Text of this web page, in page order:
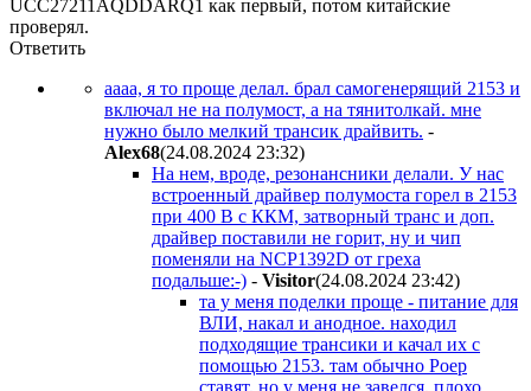
UCC27211AQDDARQ1 как первый, потом китайские
проверял.
Ответить
аааа, я то проще делал. брал самогенерящий 2153 и
включал не на полумост, а на тянитолкай. мне
нужно было мелкий трансик драйвить. -
Alex68(24.08.2024 23:32)
На нем, вроде, резонансники делали. У нас
встроенный драйвер полумоста горел в 2153
при 400 В с ККМ, затворный транс и доп.
драйвер поставили не горит, ну и чип
поменяли на NCP1392D от греха
подальше:-) - Visitor(24.08.2024 23:42)
та у меня поделки проще - питание для
ВЛИ, накал и анодное. находил
подходящие трансики и качал их с
помощью 2153. там обычно Роер
ставят, но у меня не завелся, плохо